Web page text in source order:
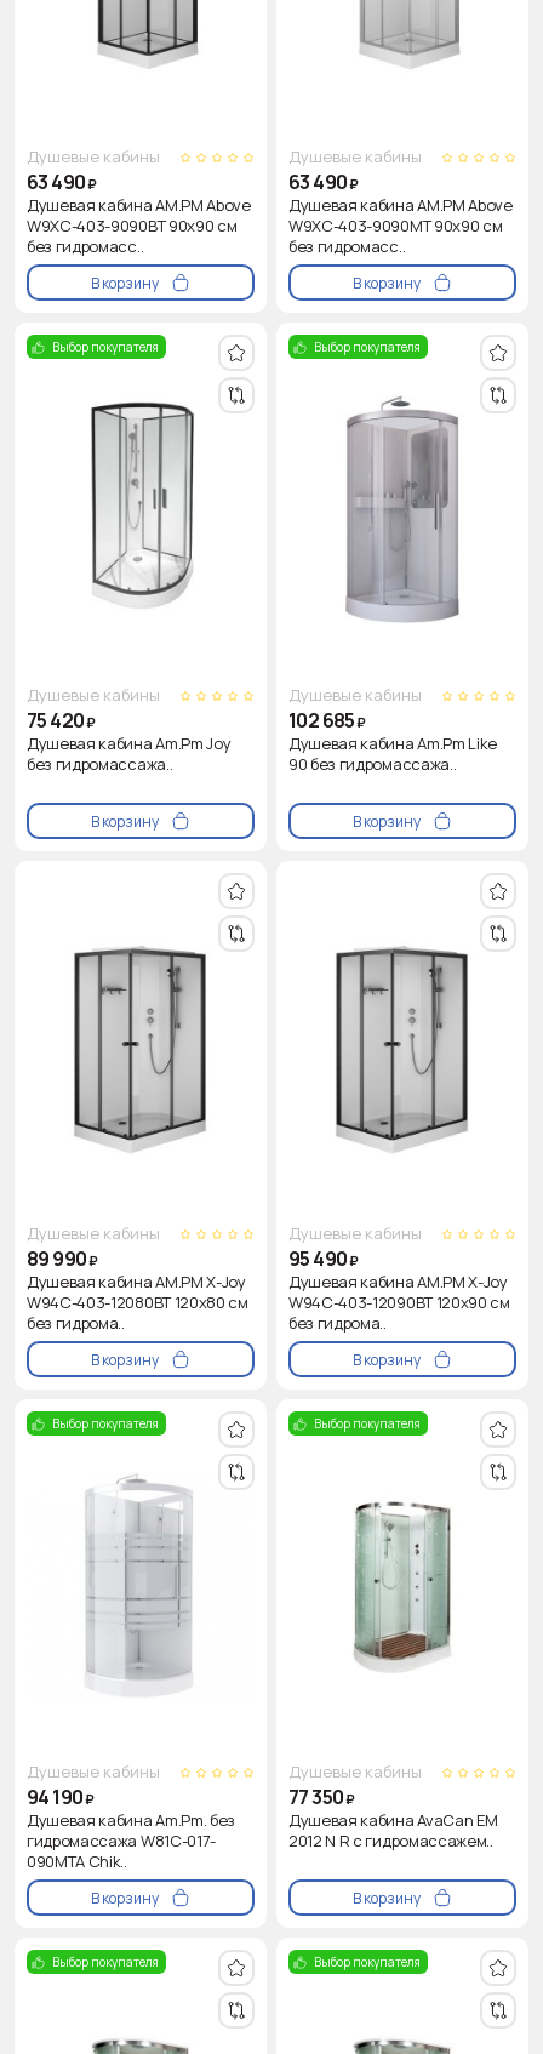
Душевые кабины
63 490₽
Душевая кабина AM.PM Above
W9XC-403-9090BT 90x90 см
без гидромасс..
В корзину
Душевые кабины
63 490₽
Душевая кабина AM.PM Above
W9XC-403-9090MT 90x90 см
без гидромасс..
В корзину
Выбор покупателя
Душевые кабины
75 420₽
Душевая кабина Am.Pm Joy
без гидромассажа..
В корзину
Выбор покупателя
Душевые кабины
102 685₽
Душевая кабина Am.Pm Like
90 без гидромассажа..
В корзину
Душевые кабины
89 990₽
Душевая кабина AM.PM X-Joy
W94C-403-12080BT 120x80 см
без гидрома..
В корзину
Душевые кабины
95 490₽
Душевая кабина AM.PM X-Joy
W94C-403-12090BT 120x90 см
без гидрома..
В корзину
Выбор покупателя
Душевые кабины
94 190₽
Душевая кабина Am.Pm. без
гидромассажа W81C-017-
090MTA Chik..
В корзину
Выбор покупателя
Душевые кабины
77 350₽
Душевая кабина AvaCan EM
2012 N R с гидромассажем..
В корзину
Выбор покупателя Выбор покупателя